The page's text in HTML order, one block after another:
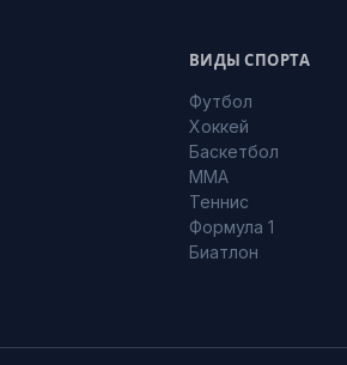
ВИДЫ СПОРТА
Футбол
Хоккей
Баскетбол
MMA
Теннис
Формула 1
Биатлон